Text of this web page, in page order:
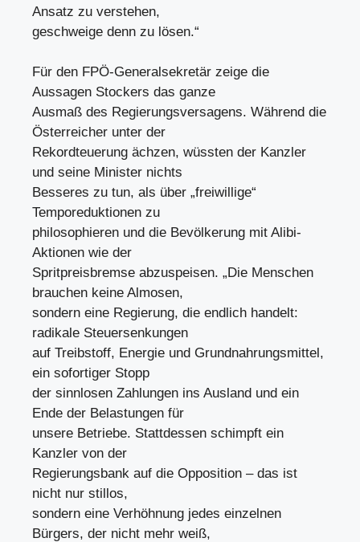
Ansatz zu verstehen,
geschweige denn zu lösen.“
Für den FPÖ-Generalsekretär zeige die
Aussagen Stockers das ganze
Ausmaß des Regierungsversagens. Während die
Österreicher unter der
Rekordteuerung ächzen, wüssten der Kanzler
und seine Minister nichts
Besseres zu tun, als über „freiwillige“
Temporeduktionen zu
philosophieren und die Bevölkerung mit Alibi-
Aktionen wie der
Spritpreisbremse abzuspeisen. „Die Menschen
brauchen keine Almosen,
sondern eine Regierung, die endlich handelt:
radikale Steuersenkungen
auf Treibstoff, Energie und Grundnahrungsmittel,
ein sofortiger Stopp
der sinnlosen Zahlungen ins Ausland und ein
Ende der Belastungen für
unsere Betriebe. Stattdessen schimpft ein
Kanzler von der
Regierungsbank auf die Opposition – das ist
nicht nur stillos,
sondern eine Verhöhnung jedes einzelnen
Bürgers, der nicht mehr weiß,